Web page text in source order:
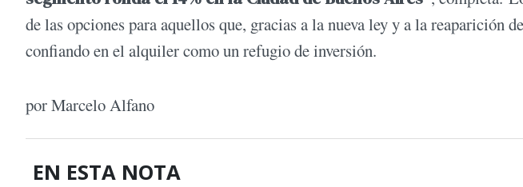
de las opciones para aquellos que, gracias a la nueva ley y a la reaparición
confiando en el alquiler como un refugio de inversión.
por Marcelo Alfano
EN ESTA NOTA